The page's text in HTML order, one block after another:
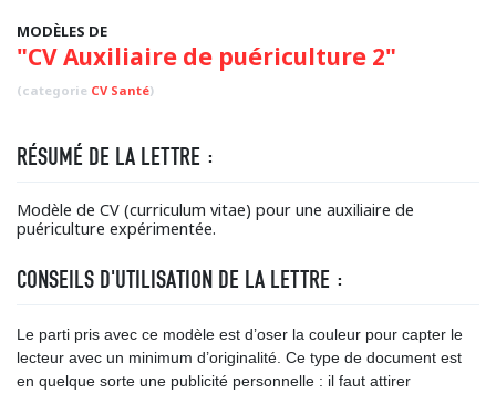
MODÈLES DE
"CV Auxiliaire de puériculture 2"
(categorie CV Santé)
RÉSUMÉ DE LA LETTRE :
Modèle de CV (curriculum vitae) pour une auxiliaire de
puériculture expérimentée.
CONSEILS D'UTILISATION DE LA LETTRE :
Le parti pris avec ce modèle est d’oser la couleur pour capter le
lecteur avec un minimum d’originalité. Ce type de document est
en quelque sorte une publicité personnelle : il faut attirer